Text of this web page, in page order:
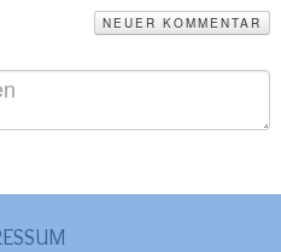
NEUER KOMMENTAR